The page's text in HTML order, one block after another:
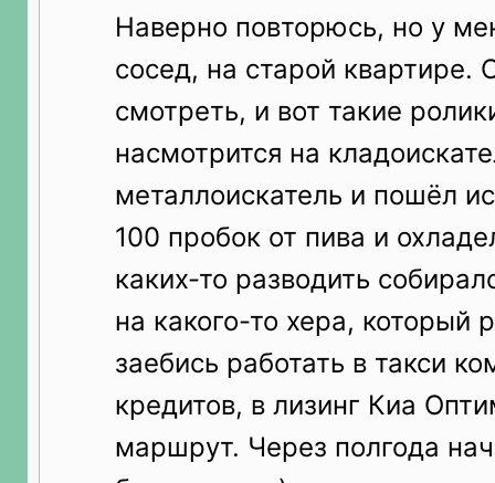
Наверно повторюсь, но у
сосед, на старой
смотреть, и вот такие
насмотрится на
металлоискатель и пошёл
100 пробок от пива и
каких-то разводить
на какого-то хера, который
заебись работать в такси
кредитов, в лизинг Киа
маршрут. Через полгода